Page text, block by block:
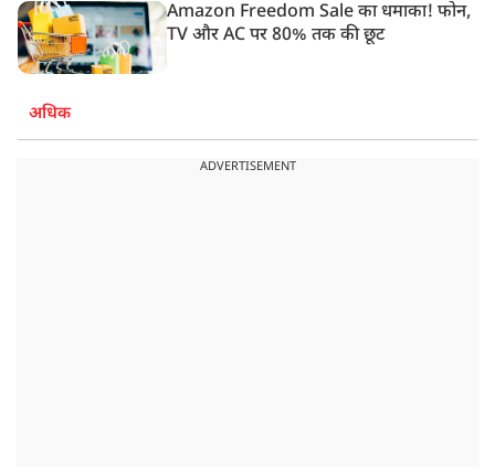
Amazon Freedom Sale का धमाका! फोन,
TV और AC पर 80% तक की छूट
अधिक
ADVERTISEMENT